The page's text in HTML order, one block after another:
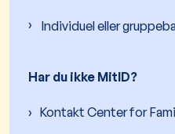
Individuel eller
Har du ikke MitID?
Kontakt Center for